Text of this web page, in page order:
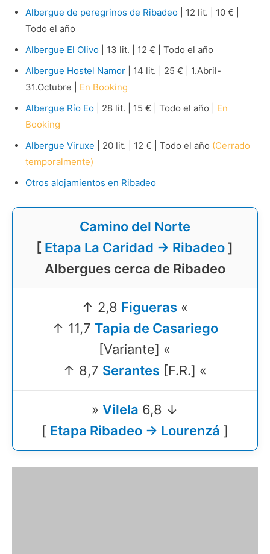
Albergue de peregrinos de Ribadeo| 12 lit. | 10 € |
Todo el año
Albergue El Olivo| 13 lit. | 12 € | Todo el año
Albergue Hostel Namor| 14 lit. | 25 € | 1.Abril-
31.Octubre | En Booking
Albergue Río Eo| 28 lit. | 15 € | Todo el año | En
Booking
Albergue Viruxe | 20 lit. | 12 € | Todo el año (Cerrado
temporalmente)
Otros alojamientos en Ribadeo
Camino del Norte
[ Etapa La Caridad → Ribadeo]
Albergues cerca de Ribadeo
↑ 2,8 Figueras «
↑ 11,7 Tapia de Casariego
[Variante] «
↑ 8,7 Serantes [F.R.] «
» Vilela 6,8 ↓
[ Etapa Ribadeo → Lourenzá ]